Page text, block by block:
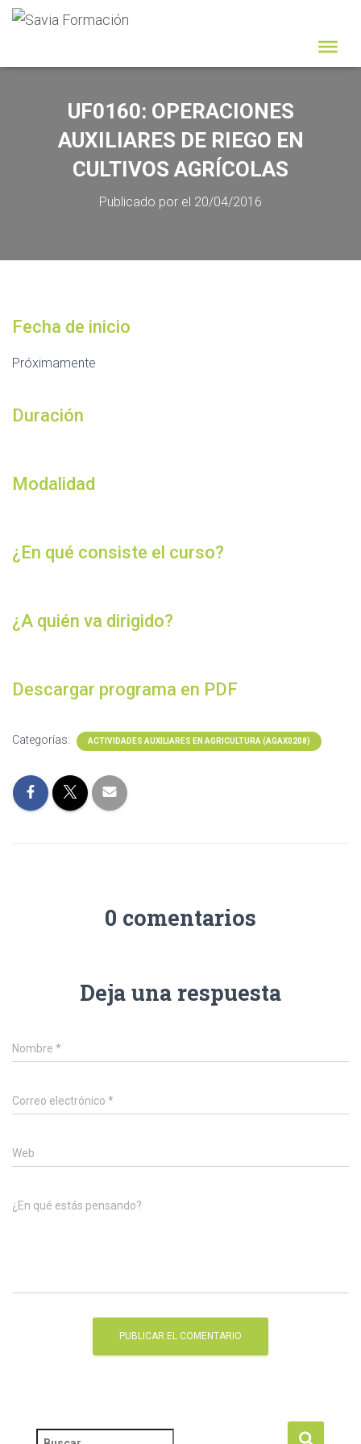
UF0160: OPERACIONES
AUXILIARES DE RIEGO EN
CULTIVOS AGRÍCOLAS
Publicado por el 20/04/2016
Fecha de inicio
Próximamente
Duración
Modalidad
¿En qué consiste el curso?
¿A quién va dirigido?
Descargar programa en PDF
Categorías: ACTIVIDADES AUXILIARES EN AGRICULTURA (AGAX0208)
0 comentarios
Deja una respuesta
Nombre *
Correo electrónico *
Web
¿En qué estás pensando?